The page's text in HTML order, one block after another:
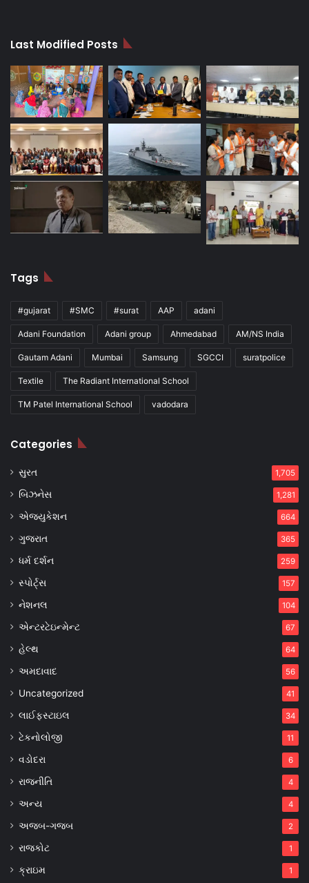
Last Modified Posts
Tags
#gujarat #SMC #surat AAP adani
Adani Foundation Adani group Ahmedabad AM/NS India
Gautam Adani Mumbai Samsung SGCCI suratpolice
Textile The Radiant International School
TM Patel International School vadodara
Categories
સુરત 1,705
બિઝનેસ 1,281
એજ્યુકેશન 664
ગુજરાત 365
ધર્મ દર્શન 259
સ્પોર્ટ્સ 157
નેશનલ 104
એન્ટરટેઇન્મેન્ટ 67
હેલ્થ 64
અમદાવાદ 56
Uncategorized 41
લાઈફસ્ટાઇલ 34
ટેકનોલોજી 11
વડોદરા 6
રાજનીતિ 4
અન્ય 4
અજબ-ગજબ 2
રાજકોટ 1
ક્રાઇમ 1